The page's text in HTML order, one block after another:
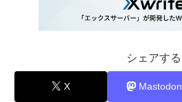
シェアする
X Mastodon